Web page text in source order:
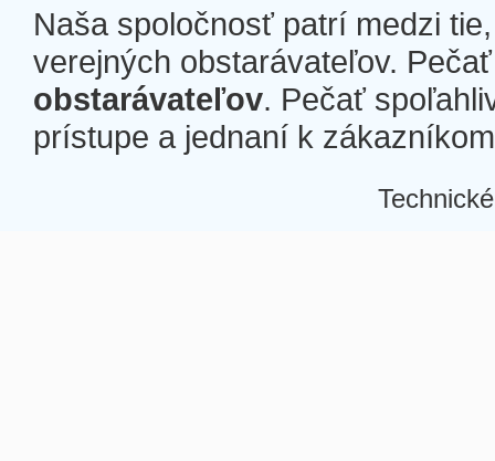
Naša spoločnosť patrí medzi
verejných obstarávateľov.
obstarávateľov. Pečať
prístupe a jednaní k